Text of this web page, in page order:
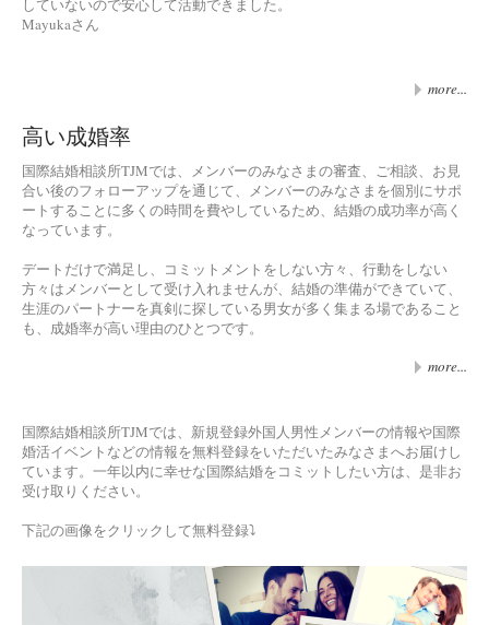
していないので安心して活動できました。
Mayukaさん
more...
高い成婚率
国際結婚相談所TJMでは、メンバーのみなさまの審査、ご相談、お見
合い後のフォローアップを通じて、メンバーのみなさまを個別にサポ
ートすることに多くの時間を費やしているため、結婚の成功率が高く
なっています。
デートだけで満足し、コミットメントをしない方々、行動をしない
方々はメンバーとして受け入れませんが、結婚の準備ができていて、
生涯のパートナーを真剣に探している男女が多く集まる場であること
も、成婚率が高い理由のひとつです。
more...
国際結婚相談所TJMでは、新規登録外国人男性メンバーの情報や国際
婚活イベントなどの情報を無料登録をいただいたみなさまへお届けし
ています。一年以内に幸せな国際結婚をコミットしたい方は、是非お
受け取りください。
下記の画像をクリックして無料登録⤵